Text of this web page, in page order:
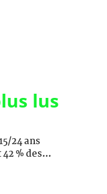
lus
24 ans
% des...